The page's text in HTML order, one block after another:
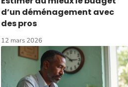
d’un déménagement avec
des pros
12 mars 2026